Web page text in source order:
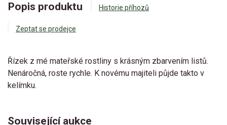
Popis produktu Historie příhozů
Zeptat se prodejce
Řízek z mé mateřské rostliny s krásným zbarvením listů.
Nenáročná, roste rychle. K novému majiteli půjde takto v
kelímku.
Související aukce